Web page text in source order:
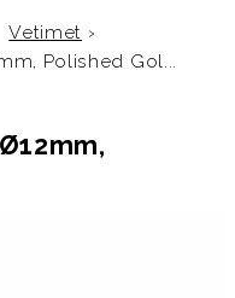
Vetimet ›
Polished Gol...